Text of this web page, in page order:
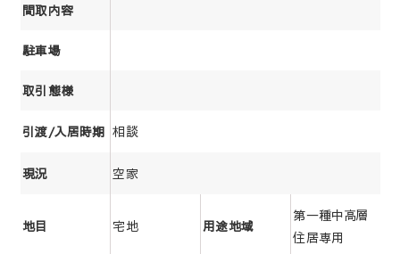
間取内容
駐車場
取引態様
引渡/入居時期 相談
現況 空家
地目 宅地 用途地域
第一種中高層
住居専用